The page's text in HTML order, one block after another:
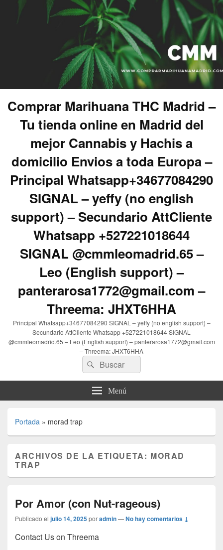
Comprar Marihuana THC Madrid –
Tu tienda online en Madrid del
mejor Cannabis y Hachis a
domicilio Envios a toda Europa –
Principal Whatsapp+34677084290
SIGNAL – yeffy (no english
support) – Secundario AttCliente
Whatsapp +527221018644
SIGNAL @cmmleomadrid.65 –
Leo (English support) –
panterarosa1772@gmail.com –
Threema: JHXT6HHA
Principal Whatsapp+34677084290 SIGNAL – yeffy (no english support) –
Secundario AttCliente Whatsapp +527221018644 SIGNAL
@cmmleomadrid.65 – Leo (English support) – panterarosa1772@gmail.com
– Threema: JHXT6HHA
Buscar
por:
Buscar
Menú
Portada » morad trap
ARCHIVOS DE LA ETIQUETA: MORAD
TRAP
Por Amor (con Nut-rageous)
Publicado el julio 14, 2025poradmin—No hay comentarios ↓
Contact Us on Threema